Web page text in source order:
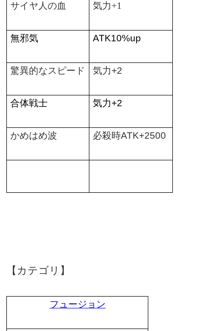
サイヤ人の血 気力+1
無邪気 ATK10%up
驚異的なスピード 気力+2
合体戦士 気力+2
かめはめ波 必殺時ATK+2500
【カテゴリ】
フュージョン